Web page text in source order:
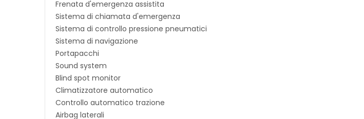
Frenata d'emergenza assistita
Sistema di chiamata d'emergenza
Sistema di controllo pressione pneumatici
Sistema di navigazione
Portapacchi
Sound system
Blind spot monitor
Climatizzatore automatico
Controllo automatico trazione
Airbag laterali